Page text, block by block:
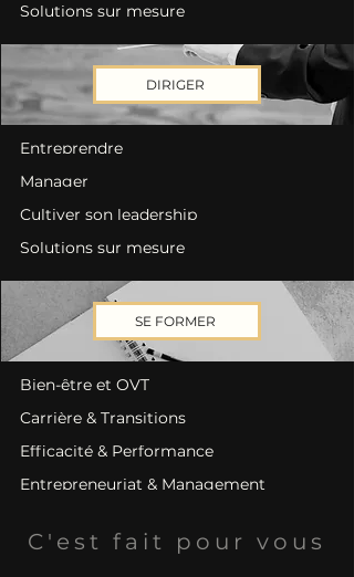
Solutions sur mesure
DIRIGER
Entreprendre
Manager
Cultiver son leadership
Solutions sur mesure
SE FORMER
Bien-être et QVT
Carrière & Transitions
Efficacité & Performance
Entrepreneuriat & Management
C'est fait pour vous